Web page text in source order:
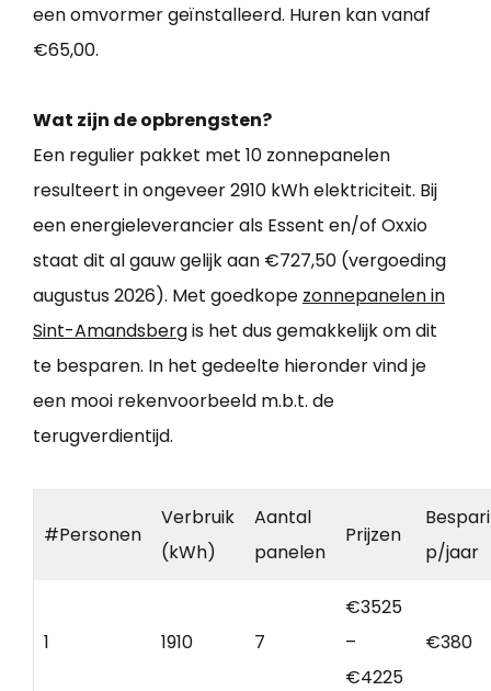
een omvormer geïnstalleerd. Huren kan vanaf
€65,00.
Wat zijn de opbrengsten?
Een regulier pakket met 10 zonnepanelen
resulteert in ongeveer 2910 kWh elektriciteit. Bij
een energieleverancier als Essent en/of Oxxio
staat dit al gauw gelijk aan €727,50 (vergoeding
augustus 2026). Met goedkope zonnepanelen in
Sint-Amandsbergis het dus gemakkelijk om dit
te besparen. In het gedeelte hieronder vind je
een mooi rekenvoorbeeld m.b.t. de
terugverdientijd.
#Personen
Verbruik
(kWh)
Aantal
panelen
Prijzen
p/jaar
1 1910 7
€3525
–
€4225
€380